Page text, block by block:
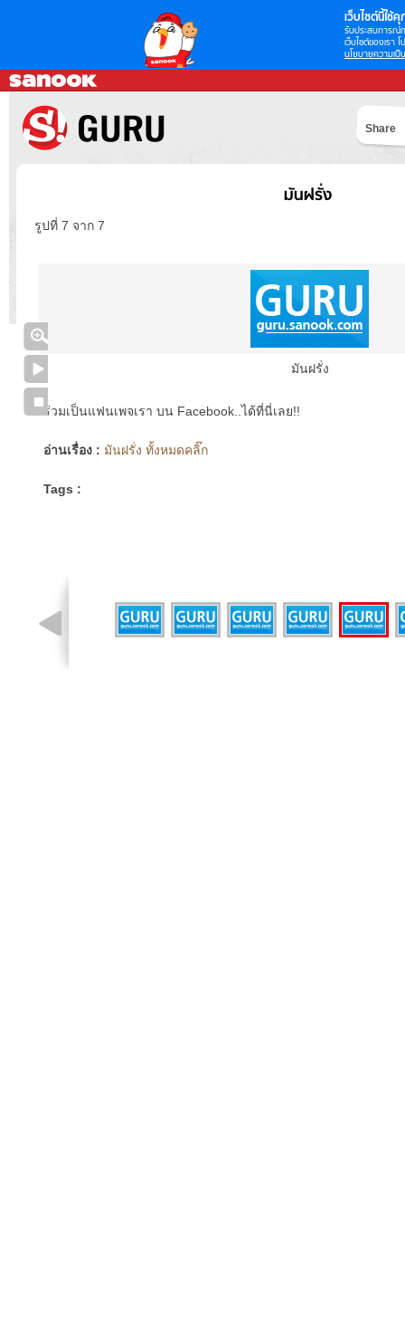
เว็บไซต์นี้ใช้คุ
รับประสบการณ์
เว็บไซต์ของเรา
นโยบายความเป็
Share
มันฝรั่ง
รูปที่ 7 จาก 7
มันฝรั่ง
ร่วมเป็นแฟนเพจเรา บน Facebook..ได้ที่นี่เลย!!
อ่านเรื่อง : มันฝรั่ง ทั้งหมดคลิ๊ก
Tags :